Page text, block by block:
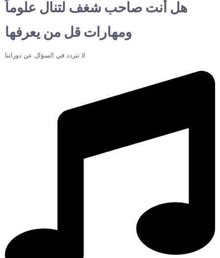
هل أنت صاحب شغف لتنال علوماً
ومهارات قل من يعرفها
لا تتردد في السؤال عن دوراتنا